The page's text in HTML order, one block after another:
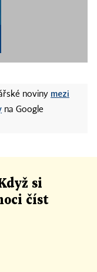
noviny mezi
na Google
si
číst